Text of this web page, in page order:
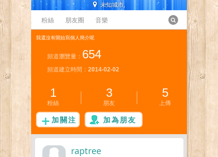
未知城市,
粉絲 朋友圈 音樂
我還沒有開始寫個人簡介呢
頻道瀏覽量： 654
頻道建立時間： 2014-02-02
1
粉絲
3
朋友
5
上傳
加關注 加為朋友
raptree